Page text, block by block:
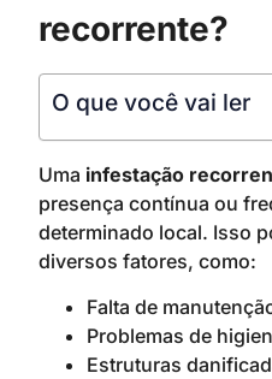
recorrente?
O que você vai ler
Uma infestação
presença contínua ou
determinado local. Isso
diversos fatores, como:
Falta de
Problemas de
Estruturas